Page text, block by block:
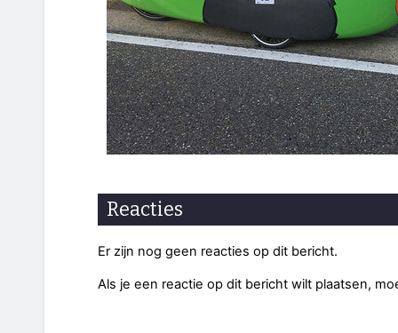
Reacties
Er zijn nog geen reacties op dit bericht.
Als je een reactie op dit bericht wilt plaatsen,